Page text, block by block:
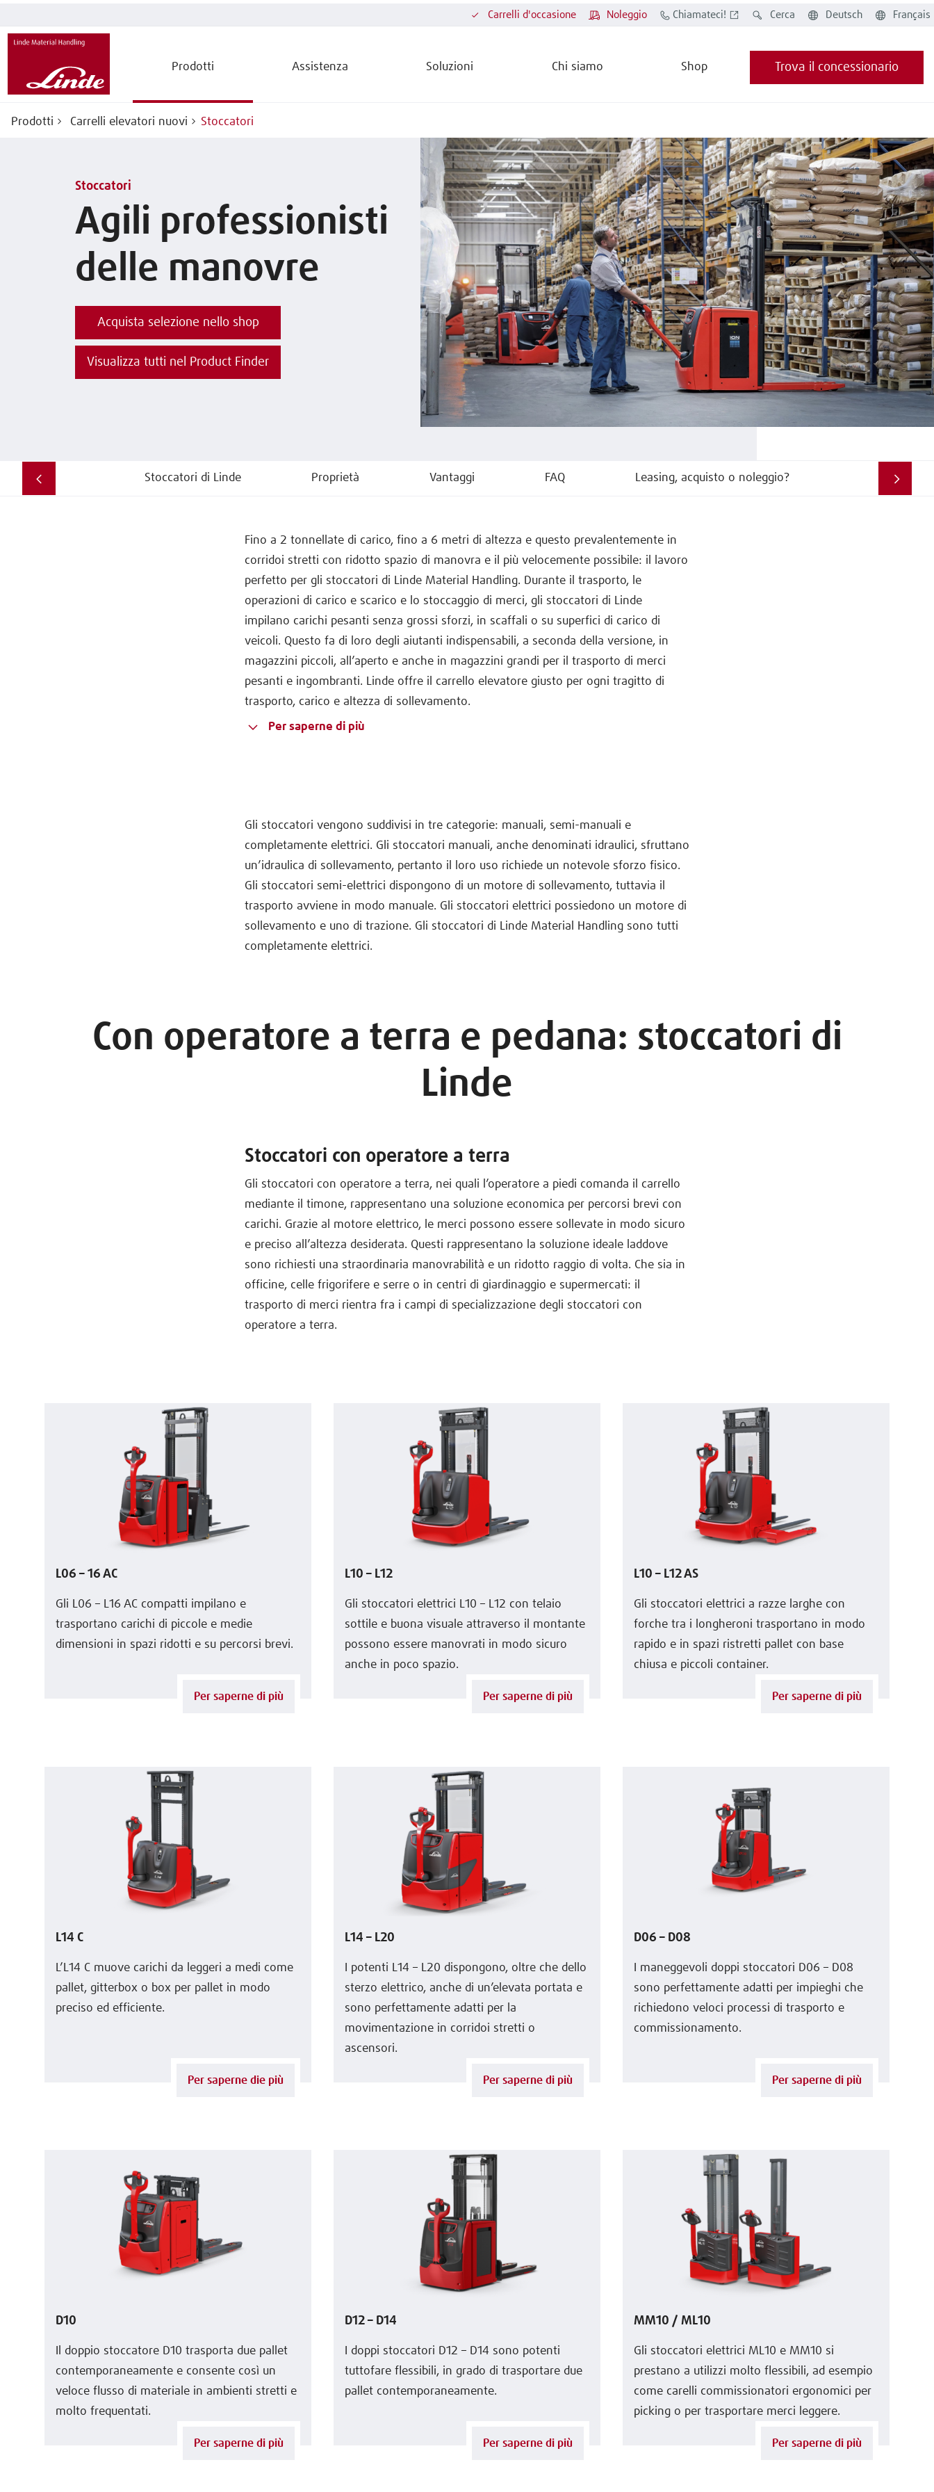
Prodotti Assistenza Soluzioni Chi siamo Shop
Deutsch Français
Cerca
Chiamateci!
Noleggio
Carrelli d'occasione
Trova il concessionario
Prodotti Carrelli elevatori nuovi Stoccatori
Stoccatori
Agili professionisti
delle manovre
Acquista selezione nello shop
Visualizza tutti nel Product Finder
Stoccatori di Linde Proprietà Vantaggi FAQ Leasing, acquisto o noleggio?
Fino a 2 tonnellate di carico, fino a 6 metri di altezza e questo prevalentemente in
corridoi stretti con ridotto spazio di manovra e il più velocemente possibile: il lavoro
perfetto per gli stoccatori di Linde Material Handling. Durante il trasporto, le
operazioni di carico e scarico e lo stoccaggio di merci, gli stoccatori di Linde
impilano carichi pesanti senza grossi sforzi, in scaffali o su superfici di carico di
veicoli. Questo fa di loro degli aiutanti indispensabili, a seconda della versione, in
magazzini piccoli, all’aperto e anche in magazzini grandi per il trasporto di merci
pesanti e ingombranti. Linde offre il carrello elevatore giusto per ogni tragitto di
trasporto, carico e altezza di sollevamento.
Per saperne di più
Gli stoccatori vengono suddivisi in tre categorie: manuali, semi-manuali e
completamente elettrici. Gli stoccatori manuali, anche denominati idraulici, sfruttano
un’idraulica di sollevamento, pertanto il loro uso richiede un notevole sforzo fisico.
Gli stoccatori semi-elettrici dispongono di un motore di sollevamento, tuttavia il
trasporto avviene in modo manuale. Gli stoccatori elettrici possiedono un motore di
sollevamento e uno di trazione. Gli stoccatori di Linde Material Handling sono tutti
completamente elettrici.
Con operatore a terra e pedana: stoccatori di
Linde
Stoccatori con operatore a terra
Gli stoccatori con operatore a terra, nei quali l’operatore a piedi comanda il carrello
mediante il timone, rappresentano una soluzione economica per percorsi brevi con
carichi. Grazie al motore elettrico, le merci possono essere sollevate in modo sicuro
e preciso all’altezza desiderata. Questi rappresentano la soluzione ideale laddove
sono richiesti una straordinaria manovrabilità e un ridotto raggio di volta. Che sia in
officine, celle frigorifere e serre o in centri di giardinaggio e supermercati: il
trasporto di merci rientra fra i campi di specializzazione degli stoccatori con
operatore a terra.
L06 – 16 AC
Gli L06 – L16 AC compatti impilano e
trasportano carichi di piccole e medie
dimensioni in spazi ridotti e su percorsi brevi.
Per saperne di più
L10 – L12
Gli stoccatori elettrici L10 – L12 con telaio
sottile e buona visuale attraverso il montante
possono essere manovrati in modo sicuro
anche in poco spazio.
Per saperne di più
L10 – L12 AS
Gli stoccatori elettrici a razze larghe con
forche tra i longheroni trasportano in modo
rapido e in spazi ristretti pallet con base
chiusa e piccoli container.
Per saperne di più
L14 C
L’L14 C muove carichi da leggeri a medi come
pallet, gitterbox o box per pallet in modo
preciso ed efficiente.
Per saperne die più
L14 – L20
I potenti L14 – L20 dispongono, oltre che dello
sterzo elettrico, anche di un’elevata portata e
sono perfettamente adatti per la
movimentazione in corridoi stretti o
ascensori.
Per saperne di più
D06 – D08
I maneggevoli doppi stoccatori D06 – D08
sono perfettamente adatti per impieghi che
richiedono veloci processi di trasporto e
commissionamento.
Per saperne di più
D10
Il doppio stoccatore D10 trasporta due pallet
contemporaneamente e consente così un
veloce flusso di materiale in ambienti stretti e
molto frequentati.
Per saperne di più
D12 – D14
I doppi stoccatori D12 – D14 sono potenti
tuttofare flessibili, in grado di trasportare due
pallet contemporaneamente.
Per saperne di più
MM10 / ML10
Gli stoccatori elettrici ML10 e MM10 si
prestano a utilizzi molto flessibili, ad esempio
come carelli commissionatori ergonomici per
picking o per trasportare merci leggere.
Per saperne di più